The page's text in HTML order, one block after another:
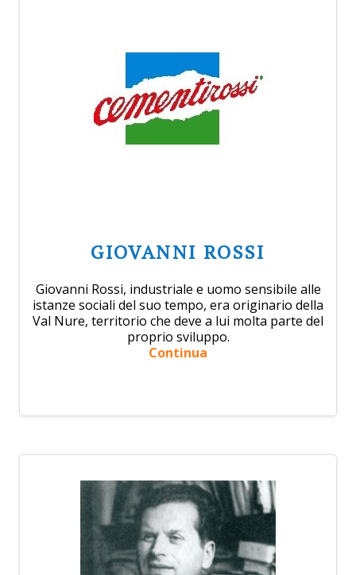
GIOVANNI ROSSI
Giovanni Rossi, industriale e uomo sensibile alle
istanze sociali del suo tempo, era originario della
Val Nure, territorio che deve a lui molta parte del
proprio sviluppo.
Continua